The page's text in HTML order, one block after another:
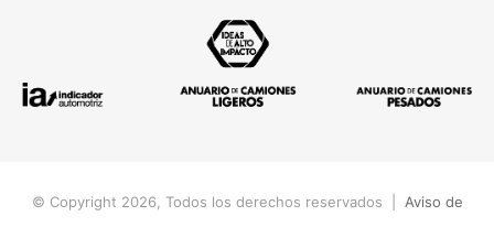
© Copyright 2026, Todos los derechos reservados | Aviso de